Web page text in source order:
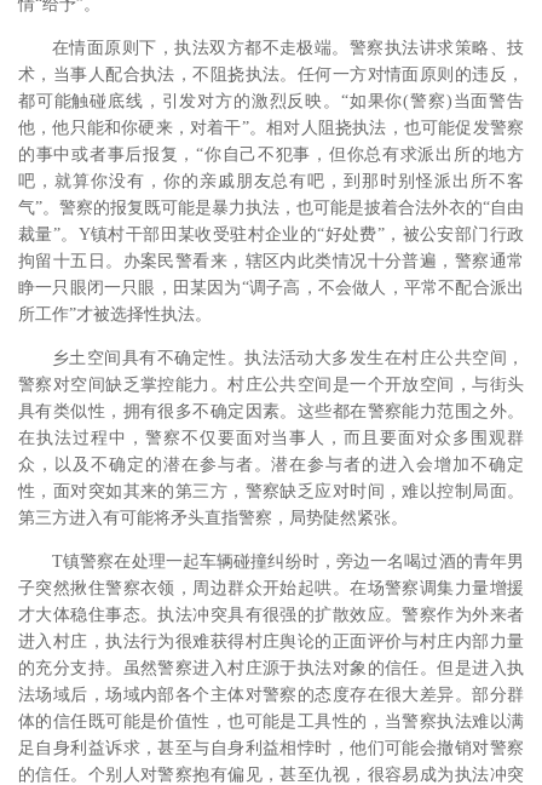
情“给予”。
在情面原则下，执法双方都不走极端。警察执法讲求策略、技
术，当事人配合执法，不阻挠执法。任何一方对情面原则的违反，
都可能触碰底线，引发对方的激烈反映。“如果你(警察)当面警告
他，他只能和你硬来，对着干”。相对人阻挠执法，也可能促发警察
的事中或者事后报复，“你自己不犯事，但你总有求派出所的地方
吧，就算你没有，你的亲戚朋友总有吧，到那时别怪派出所不客
气”。警察的报复既可能是暴力执法，也可能是披着合法外衣的“自由
裁量”。Y镇村干部田某收受驻村企业的“好处费”，被公安部门行政
拘留十五日。办案民警看来，辖区内此类情况十分普遍，警察通常
睁一只眼闭一只眼，田某因为“调子高，不会做人，平常不配合派出
所工作”才被选择性执法。
乡土空间具有不确定性。执法活动大多发生在村庄公共空间，
警察对空间缺乏掌控能力。村庄公共空间是一个开放空间，与街头
具有类似性，拥有很多不确定因素。这些都在警察能力范围之外。
在执法过程中，警察不仅要面对当事人，而且要面对众多围观群
众，以及不确定的潜在参与者。潜在参与者的进入会增加不确定
性，面对突如其来的第三方，警察缺乏应对时间，难以控制局面。
第三方进入有可能将矛头直指警察，局势陡然紧张。
T镇警察在处理一起车辆碰撞纠纷时，旁边一名喝过酒的青年男
子突然揪住警察衣领，周边群众开始起哄。在场警察调集力量增援
才大体稳住事态。执法冲突具有很强的扩散效应。警察作为外来者
进入村庄，执法行为很难获得村庄舆论的正面评价与村庄内部力量
的充分支持。虽然警察进入村庄源于执法对象的信任。但是进入执
法场域后，场域内部各个主体对警察的态度存在很大差异。部分群
体的信任既可能是价值性，也可能是工具性的，当警察执法难以满
足自身利益诉求，甚至与自身利益相悖时，他们可能会撤销对警察
的信任。个别人对警察抱有偏见，甚至仇视，很容易成为执法冲突